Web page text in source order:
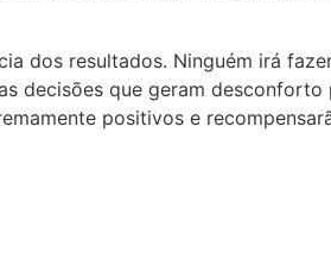
dos resultados. Ninguém irá
decisões que geram desconforto
positivos e